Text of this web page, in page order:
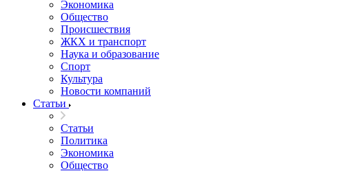
Экономика
Общество
Происшествия
ЖКХ и транспорт
Наука и образование
Спорт
Культура
Новости компаний
Статьи
Статьи
Политика
Экономика
Общество